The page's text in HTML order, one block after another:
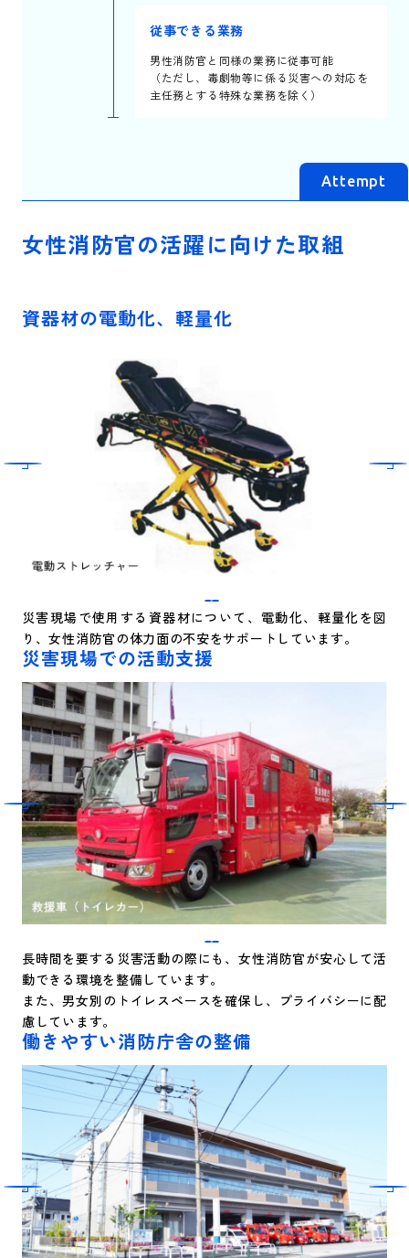
従事できる業務
男性消防官と同様の業務に従事可能
（ただし、毒劇物等に係る災害への対応を
主任務とする特殊な業務を除く）
Attempt
女性消防官の活躍に向けた取組
資器材の電動化、軽量化
災害現場で使用する資器材について、電動化、軽量化を図
り、女性消防官の体力面の不安をサポートしています。
災害現場での活動支援
長時間を要する災害活動の際にも、女性消防官が安心して活
動できる環境を整備しています。
また、男女別のトイレスペースを確保し、プライバシーに配
慮しています。
働きやすい消防庁舎の整備